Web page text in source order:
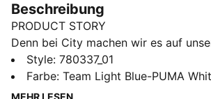
Beschreibung
PRODUCT STORY
Denn bei City machen wir es auf
ersten Mal in der Vereinsgeschichte
Heimtrikot die Schärpe – das
Streifendesign, das an Auswärtstagen
Style: 780337_01
Farbe: Team Light Blue-PUMA
MEHR LESEN